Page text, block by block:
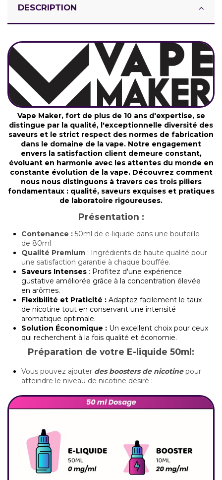
DESCRIPTION
Vape Maker, fort de plus de 10 ans d'expertise, se
distingue par la qualité, l'exceptionnelle diversité des
saveurs et le strict respect des normes de fabrication
dans le domaine de la vape. Notre engagement
envers la satisfaction client demeure constant,
évoluant en harmonie avec les attentes du monde en
constante évolution de la vape. Découvrez comment
nous nous distinguons à travers ces trois piliers
fondamentaux : qualité, saveurs exquises et pratiques
de laboratoire rigoureuses.
Présentation :
Contenance : 50ml de e-liquide dans une bouteille
de 80ml
Qualité Premium : Ingrédients de haute qualité pour
une satisfaction garantie à chaque bouffée.
Saveurs Intenses : Profitez d'une expérience
gustative améliorée grâce à la concentration élevée
en arômes.
Flexibilité et Praticité : Adaptez facilement le taux
de nicotine tout en conservant une intensité
aromatique optimale.
Solution Économique : Un excellent choix pour ceux
qui recherchent à la fois qualité et économie.
Préparation de votre E-liquide 50ml:
Vous pouvez ajouter des boosters de nicotinepour
atteindre le niveau de nicotine désiré :